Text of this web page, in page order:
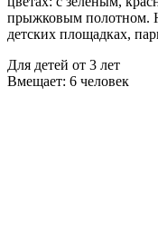
прыжковым полотном.
детских площадках,
Для детей от 3 лет
Вмещает: 6 человек